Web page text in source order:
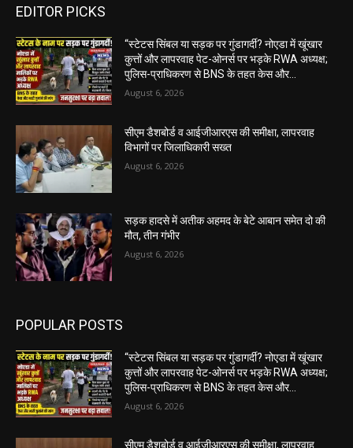
EDITOR PICKS
“स्टेटस सिंबल या सड़क पर गुंडागर्दी? नोएडा में खूंखार
कुत्तों और लापरवाह पेट-ओनर्स पर भड़के RWA अध्यक्ष;
पुलिस-प्राधिकरण से BNS के तहत केस और...
August 6, 2026
सीएम डैशबोर्ड व आईजीआरएस की समीक्षा, लापरवाह
विभागों पर जिलाधिकारी सख्त
August 6, 2026
सड़क हादसे में अतीक अहमद के बेटे आबान समेत दो की
मौत, तीन गंभीर
August 6, 2026
POPULAR POSTS
“स्टेटस सिंबल या सड़क पर गुंडागर्दी? नोएडा में खूंखार
कुत्तों और लापरवाह पेट-ओनर्स पर भड़के RWA अध्यक्ष;
पुलिस-प्राधिकरण से BNS के तहत केस और...
August 6, 2026
सीएम डैशबोर्ड व आईजीआरएस की समीक्षा, लापरवाह